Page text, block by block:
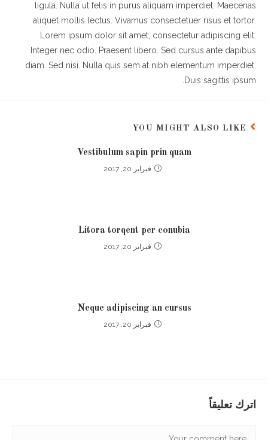
ligula. Nulla ut felis in purus aliquam imperdiet. Maecenas
aliquet mollis lectus. Vivamus consectetuer risus et tortor.
Lorem ipsum dolor sit amet, consectetur adipiscing elit.
Integer nec odio. Praesent libero. Sed cursus ante dapibus
diam. Sed nisi. Nulla quis sem at nibh elementum imperdiet.
Duis sagittis ipsum.
YOU MIGHT ALSO LIKE
Vestibulum sapin prin quam
فبراير 20, 2017
Litora torqent per conubia
فبراير 20, 2017
Neque adipiscing an cursus
فبراير 20, 2017
اترك تعليقاً